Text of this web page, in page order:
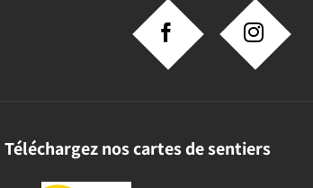
Téléchargez nos cartes de sentiers